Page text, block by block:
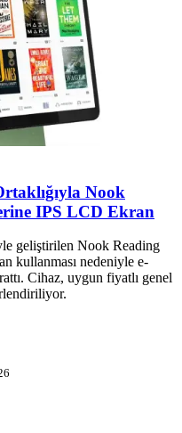
Nook
IPS LCD Ekran
geliştirilen Nook Reading
kullanması nedeniyle e-
Cihaz, uygun fiyatlı genel